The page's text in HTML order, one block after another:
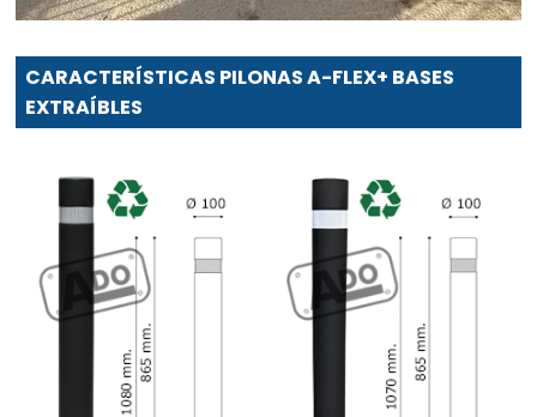
CARACTERÍSTICAS PILONAS A-FLEX+ BASES
EXTRAÍBLES